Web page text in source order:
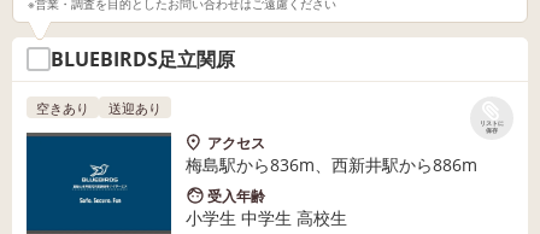
※営業・調査を目的としたお問い合わせはご遠慮ください
BLUEBIRDS足立関原
リストに
保存
空きあり 送迎あり
アクセス
梅島駅から836m、西新井駅から886m
受入年齢
小学生 中学生 高校生